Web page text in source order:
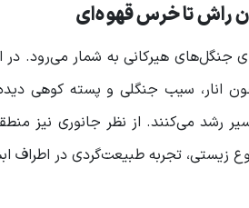
راش تا خرس قهوه‌ای
جنگل‌های هیرکانی به شمار می‌رود. در
انار، سیب جنگلی و پسته کوهی
رشد می‌کنند. از نظر جانوری نیز
زیستی، تجربه طبیعت‌گردی در اطراف